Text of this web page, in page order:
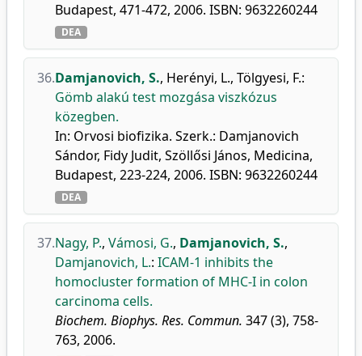
Budapest, 471-472, 2006. ISBN: 9632260244
DEA
36.Damjanovich, S., Herényi, L., Tölgyesi, F.:
Gömb alakú test mozgása viszkózus
közegben.
In: Orvosi biofizika. Szerk.: Damjanovich
Sándor, Fidy Judit, Szöllősi János, Medicina,
Budapest, 223-224, 2006. ISBN: 9632260244
DEA
37.Nagy, P., Vámosi, G., Damjanovich, S.,
Damjanovich, L.: ICAM-1 inhibits the
homocluster formation of MHC-I in colon
carcinoma cells.
Biochem. Biophys. Res. Commun. 347 (3), 758-
763, 2006.